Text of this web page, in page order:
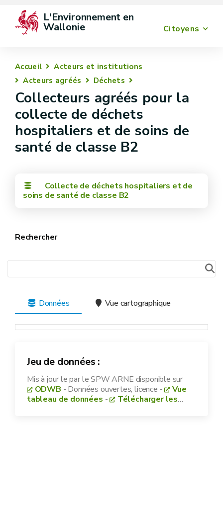
Citoyens
L'Environnement en
Wallonie
Accueil
Acteurs et institutions
Acteurs agréés
Déchets
Collecteurs agréés pour la
collecte de déchets
hospitaliers et de soins de
santé de classe B2
Collecte de déchets hospitaliers et de
soins de santé de classe B2
Rechercher
Données Vue cartographique
Jeu de données :
Mis à jour lepar le SPW ARNE disponible sur
ODWB - Données ouvertes, licence -
Vue
tableau de données -
Télécharger les